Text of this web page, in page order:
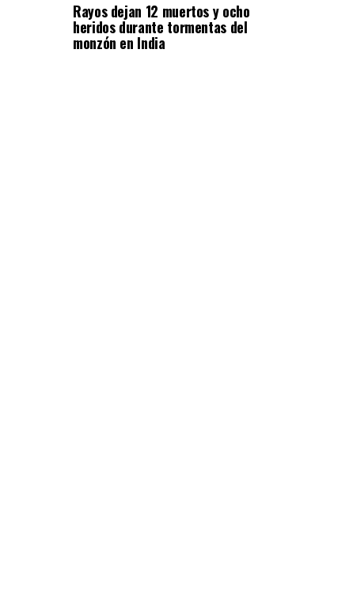
Rayos dejan 12 muertos y ocho
heridos durante tormentas del
monzón en India